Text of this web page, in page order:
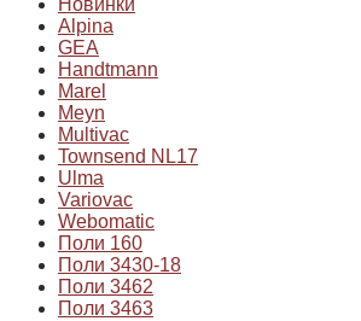
Новинки
Alpina
GEA
Handtmann
Marel
Meyn
Multivac
Townsend NL17
Ulma
Variovac
Webomatic
Поли 160
Поли 3430-18
Поли 3462
Поли 3463